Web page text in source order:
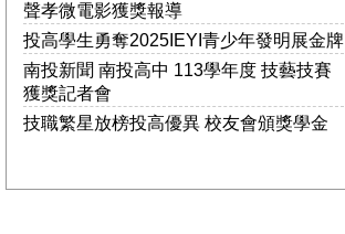
聲孝微電影獲獎報導
投高學生勇奪2025IEYI青少年發明展金牌
南投新聞 南投高中 113學年度 技藝技賽
獲獎記者會
技職繁星放榜投高優異 校友會頒獎學金